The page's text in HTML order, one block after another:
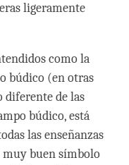
ligeramente
como la
búdico (en otras
diferente de las
búdico, está
las enseñanzas
muy buen símbolo